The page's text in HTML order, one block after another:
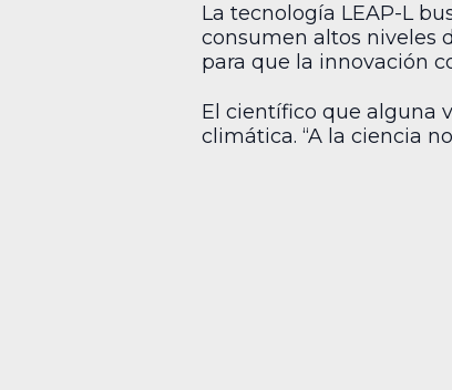
La tecnología LEAP-L
consumen altos niveles
para que la innovación
El científico que alguna
climática. “A la ciencia